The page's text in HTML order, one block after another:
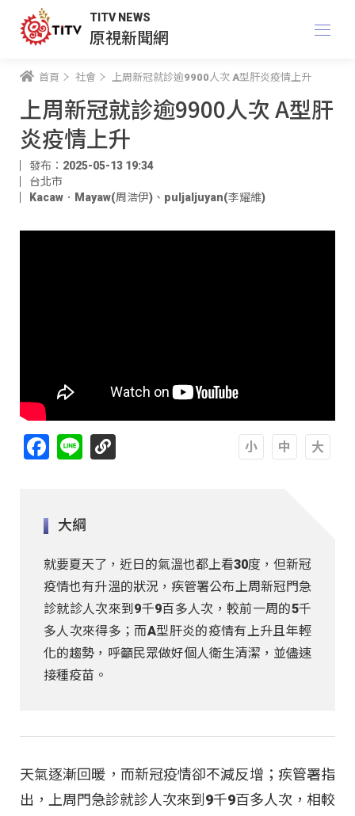
TITV NEWS
原視新聞網
首頁 社會 上周新冠就診逾9900人次 A型肝炎疫情上升
上周新冠就診逾9900人次 A型肝
炎疫情上升
發布：2025-05-13 19:34
台北市
Kacaw．Mayaw(周浩伊) 、 puljaljuyan(李耀維)
Facebook
Line
大綱
就要夏天了，近日的氣溫也都上看30度，但新冠
疫情也有升溫的狀況，疾管署公布上周新冠門急
診就診人次來到9千9百多人次，較前一周的5千
多人次來得多；而A型肝炎的疫情有上升且年輕
化的趨勢，呼籲民眾做好個人衛生清潔，並儘速
接種疫苗。
天氣逐漸回暖，而新冠疫情卻不減反增；疾管署指
出，上周門急診就診人次來到9千9百多人次，相較